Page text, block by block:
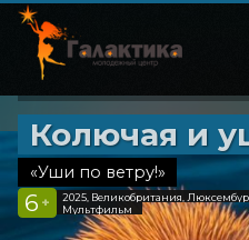
Колючая и
«Уши по ветру!»
6 +
2025, Великобритания,
Мультфильм